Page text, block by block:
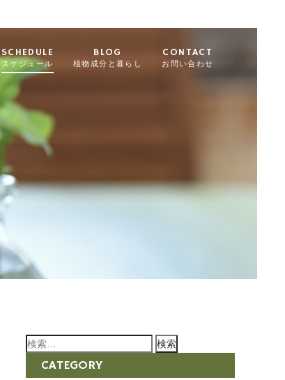
SCHEDULE
スケジュール
BLOG
植物成分と暮らし
CONTACT
お問い合わせ
検
CATEGORY